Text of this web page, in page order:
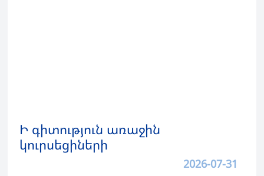
Ի գիտություն առաջին
կուրսեցիների
2026-07-31